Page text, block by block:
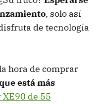
, solo así
de tecnología
hora de comprar
está más
XE90 de 55